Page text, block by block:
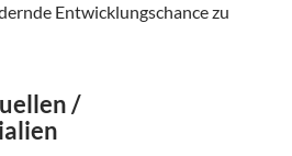
Entwicklungschance zu
/